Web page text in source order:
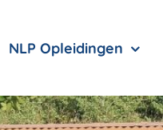
NLP Opleidingen